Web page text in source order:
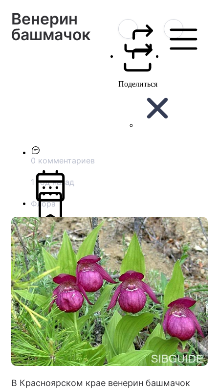
Венерин
башмачок
Поделиться
0 комментариев
1 год назад
Флора
В Красноярском крае венерин башмачок